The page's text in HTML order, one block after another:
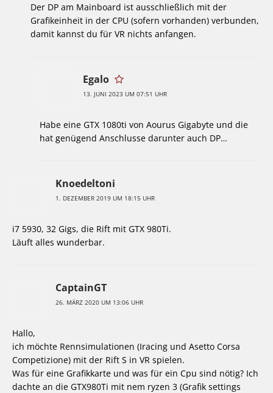
Der DP am Mainboard ist ausschließlich mit der
Grafikeinheit in der CPU (sofern vorhanden) verbunden,
damit kannst du für VR nichts anfangen.
Egalo
13. JUNI 2023 UM 07:51 UHR
Habe eine GTX 1080ti von Aourus Gigabyte und die
hat genügend Anschlusse darunter auch DP…
Knoedeltoni
1. DEZEMBER 2019 UM 18:15 UHR
i7 5930, 32 Gigs, die Rift mit GTX 980Ti.
Läuft alles wunderbar.
CaptainGT
26. MÄRZ 2020 UM 13:06 UHR
Hallo,
ich möchte Rennsimulationen (Iracing und Asetto Corsa
Competizione) mit der Rift S in VR spielen.
Was für eine Grafikkarte und was für ein Cpu sind nötig? Ich
dachte an die GTX980Ti mit nem ryzen 3 (Grafik settings